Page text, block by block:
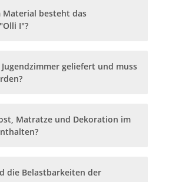
Material besteht das
I"?
geliefert und muss
Matratze und Dekoration im
die Belastbarkeiten der